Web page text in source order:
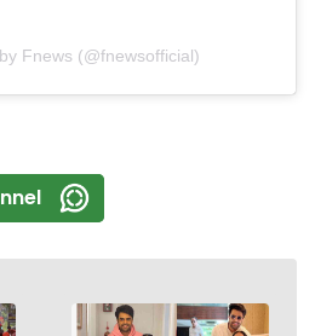
Fnews (@fnewsofficial)